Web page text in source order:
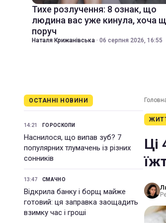
Тихе розлучення: 8 ознак, що
людина вас уже кинула, хоча
поруч
Наталя Крижанівська · 06 серпня 2026, 16:55
ОСТАННІ НОВИНИ
14:21 ГОРОСКОПИ
Наснилося, що випав зуб? 7
популярних тлумачень із різних
сонників
13:47 СМАЧНО
Відкрила банку і борщ майже
готовий: ця заправка заощадить
взимку час і гроші
Ці